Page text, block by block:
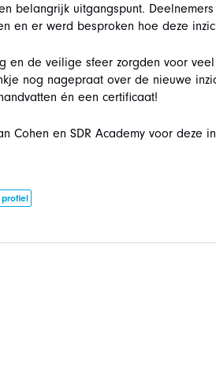
belangrijk uitgangspunt.
en er werd besproken hoe deze
en de veilige sfeer zorgden voor
nog nagepraat over de nieuwe
én een certificaat!
Cohen en SDR Academy voor deze